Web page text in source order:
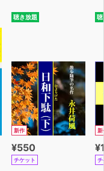
聴き放題
新作
¥550
チケット
聴
新
チ